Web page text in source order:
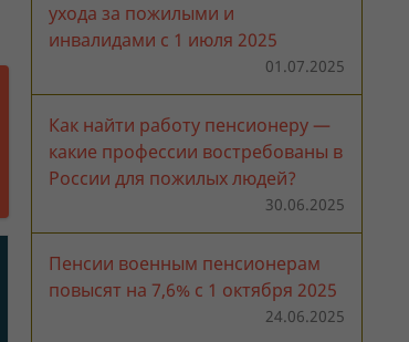
ухода за пожилыми и
инвалидами с 1 июля 2025
01.07.2025
Как найти работу пенсионеру —
какие профессии востребованы в
России для пожилых людей?
30.06.2025
Пенсии военным пенсионерам
повысят на 7,6% с 1 октября 2025
24.06.2025